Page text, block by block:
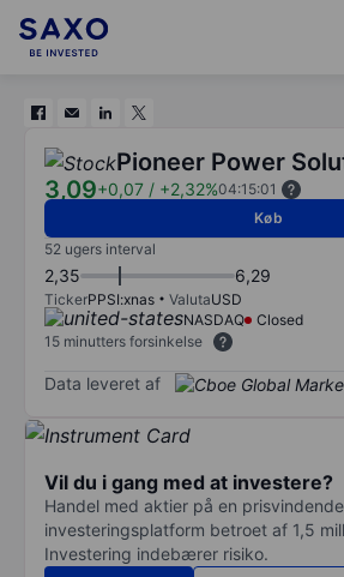
Pioneer Power
3,09+0,07 / +2,32%04:15:01
Køb
52 ugers interval
2,35 6,29
TickerPPSI:xnas ValutaUSD
NASDAQ
Closed
15 minutters forsinkelse
Data leveret af
Vil du i gang med at investere?
Handel med aktier på en prisvindende
investeringsplatform betroet af 1,5
Investering indebærer risiko.